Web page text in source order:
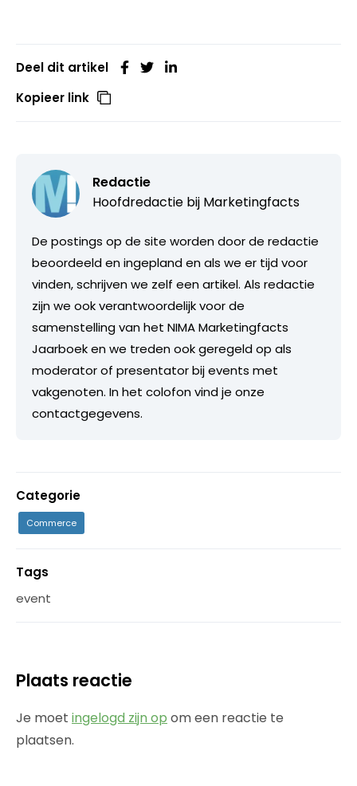
Deel dit artikel
Kopieer link
Redactie
Hoofdredactie bij Marketingfacts
De postings op de site worden door de redactie
beoordeeld en ingepland en als we er tijd voor
vinden, schrijven we zelf een artikel. Als redactie
zijn we ook verantwoordelijk voor de
samenstelling van het NIMA Marketingfacts
Jaarboek en we treden ook geregeld op als
moderator of presentator bij events met
vakgenoten. In het colofon vind je onze
contactgegevens.
Categorie
Commerce
Tags
event
Plaats reactie
Je moet ingelogd zijn op om een reactie te
plaatsen.